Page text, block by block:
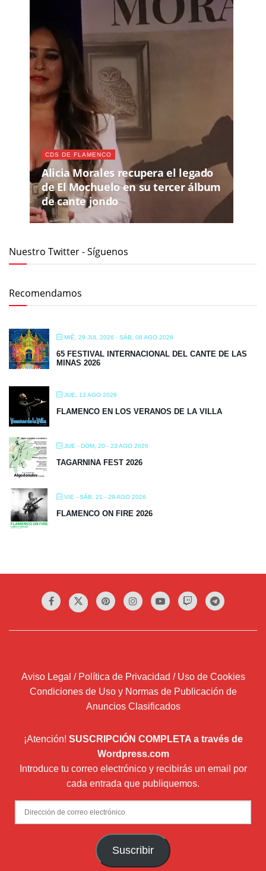
CDS DE FLAMENCO
Alicia Morales recupera el legado
de El Mochuelo en su tercer álbum
de cante jondo
Nuestro Twitter - Síguenos
Recomendamos
MIÉ, 29 JUL 2026 - SÁB, 08 AGO 2026
65 FESTIVAL INTERNACIONAL DEL CANTE DE LAS
MINAS 2026
JUE, 13 AGO 2026
FLAMENCO EN LOS VERANOS DE LA VILLA
JUE - DOM, 20 - 23 AGO 2026
TAGARNINA FEST 2026
VIE - SÁB, 21 - 29 AGO 2026
FLAMENCO ON FIRE 2026
Aviso Legal / Política de Privacidad / Uso de Cookies
Condiciones de Uso y Normas de Publicación de
Anuncios Clasificados
¡Atención! SUSCRIPCIÓN COMPLETA a través de
Wordpress.com
Introduce tu correo electrónico y recibirás un email por
cada entrada que publiquemos.
Dirección
de
Suscribir